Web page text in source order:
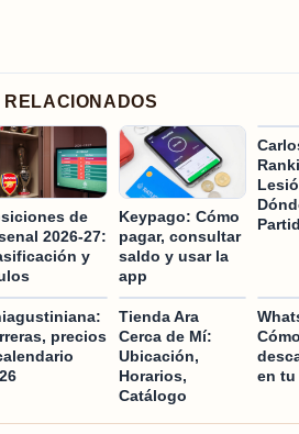
de
2026-27:
y
Keypago: Cómo
pagar, consultar
saldo y usar la
app
precios
Tienda Ara
Cerca de Mí:
Ubicación,
Horarios,
Catálogo
en tu